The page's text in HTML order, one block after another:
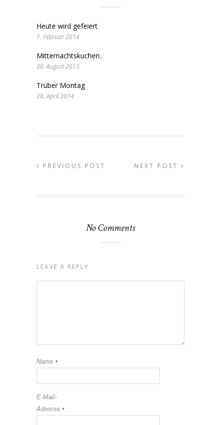
Heute wird gefeiert
7. Februar 2014
Mitternachtskuchen..
30. August 2013
Trüber Montag
28. April 2014
PREVIOUS POST NEXT POST
No Comments
LEAVE A REPLY
Name *
E-Mail-
Adresse *